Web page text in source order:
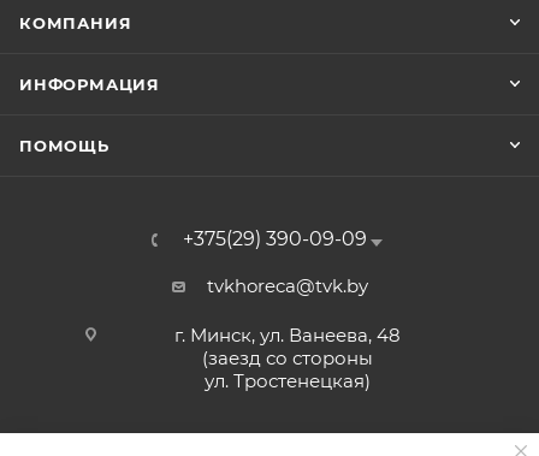
КОМПАНИЯ
ИНФОРМАЦИЯ
ПОМОЩЬ
+375(29) 390-09-09
tvkhoreca@tvk.by
г. Минск, ул. Ванеева, 48
(заезд со стороны
ул. Тростенецкая)